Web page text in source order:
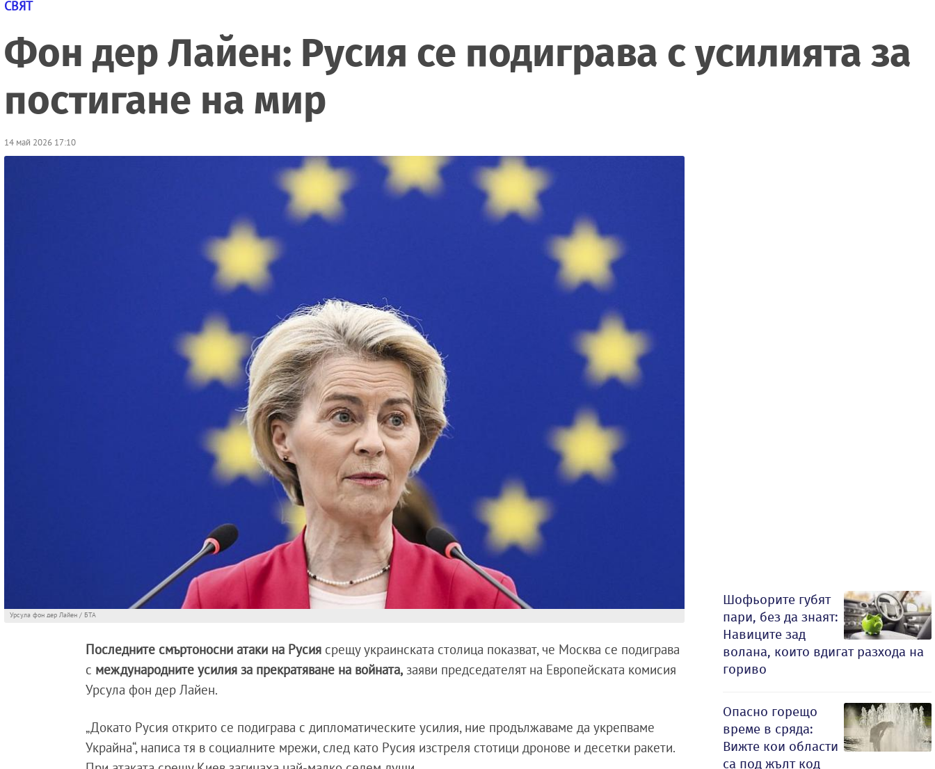
СВЯТ
Фон дер Лайен: Русия се подиграва с усилията за
постигане на мир
14 май 2026 17:10
Урсула фон дер Лайен / БТА
Последните смъртоносни атаки на Русия срещу украинската столица показват, че Москва се подиграва
с международните усилия за прекратяване на войната, заяви председателят на Европейската комисия
Урсула фон дер Лайен.
„Докато Русия открито се подиграва с дипломатическите усилия, ние продължаваме да укрепваме
Украйна“, написа тя в социалните мрежи, след като Русия изстреля стотици дронове и десетки ракети.
Шофьорите губят
пари, без да знаят:
Навиците зад
волана, които вдигат разхода на
гориво
Опасно горещо
време в сряда:
Вижте кои области
са под жълт код